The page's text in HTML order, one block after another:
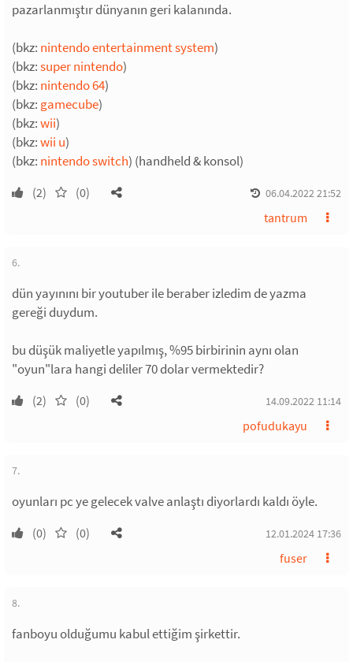
pazarlanmıştır dünyanın geri kalanında.
(bkz: nintendo entertainment system)
(bkz:super nintendo)
(bkz: nintendo 64)
(bkz: gamecube)
(bkz:wii)
(bkz:wii u)
(bkz: nintendo switch) (handheld & konsol)
(2) (0) 06.04.2022 21:52
tantrum
6.
dün yayınını bir youtuber ile beraber izledim de yazma
gereği duydum.
bu düşük maliyetle yapılmış, %95 birbirinin aynı olan
"oyun"lara hangi deliler 70 dolar vermektedir?
(2) (0) 14.09.2022 11:14
pofudukayu
7.
oyunları pc ye gelecek valve anlaştı diyorlardı kaldı öyle.
(0) (0) 12.01.2024 17:36
fuser
8.
fanboyu olduğumu kabul ettiğim şirkettir.